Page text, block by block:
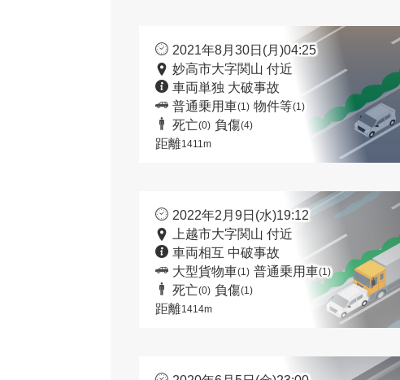
2021年8月30日(月)04:25
妙高市大字関山 付近
車両単独 大破事故
普通乗用車(1) 物件等(1)
死亡(0) 負傷(4)
距離1411m
2022年2月9日(水)19:12
上越市大字関山 付近
車両相互 中破事故
大型貨物車(1) 普通乗用車(1)
死亡(0) 負傷(1)
距離1414m